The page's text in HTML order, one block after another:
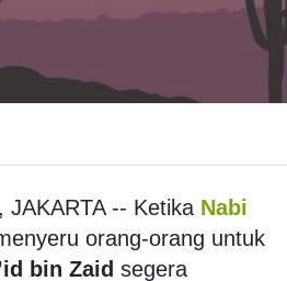
JAKARTA -- Ketika Nabi
orang-orang untuk
bin Zaid segera